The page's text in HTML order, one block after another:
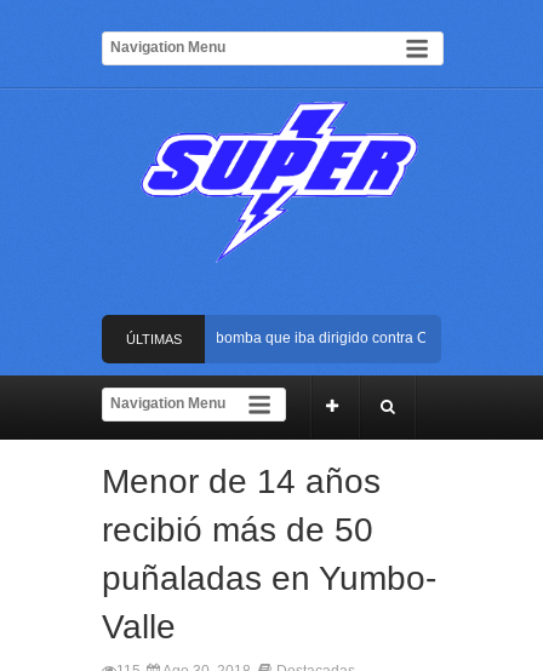
ÚLTIMAS
NOTICIAS
Frustran atentado con bus bomba que iba dirigido contra Cali durante la
La Arena USC será el escenario de la posesión presidencial de Abelardo de
Rápida reacción policial evitó que presunto agresor escapara tras atacar a
Frustran atentado con bus bomba que iba dirigido contra Cali durante la
Menor de 14 años
recibió más de 50
puñaladas en Yumbo-
Valle